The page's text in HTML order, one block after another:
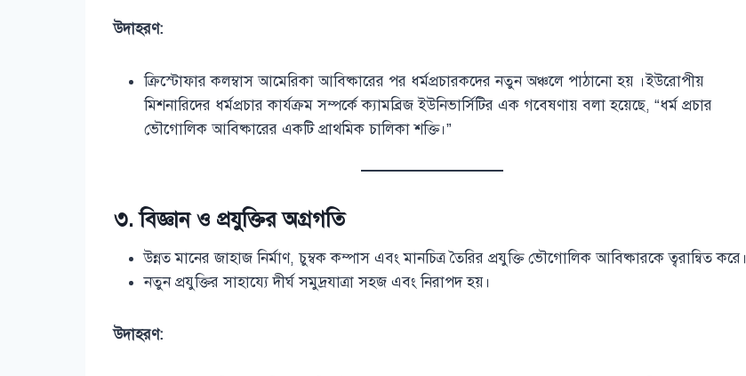
উদাহরণ:
ক্রিস্টোফার কলম্বাস আমেরিকা আবিষ্কারের পর ধর্মপ্রচারকদের নতুন অঞ্চলে পাঠানো হয় ।ইউরোপীয়
মিশনারিদের ধর্মপ্রচার কার্যক্রম সম্পর্কে ক্যামব্রিজ ইউনিভার্সিটির এক গবেষণায় বলা হয়েছে, “ধর্ম প্রচার
ভৌগোলিক আবিষ্কারের একটি প্রাথমিক চালিকা শক্তি।”
৩. বিজ্ঞান ও প্রযুক্তির অগ্রগতি
উন্নত মানের জাহাজ নির্মাণ, চুম্বক কম্পাস এবং মানচিত্র তৈরির প্রযুক্তি ভৌগোলিক আবিষ্কারকে ত্বরান্বিত করে।
নতুন প্রযুক্তির সাহায্যে দীর্ঘ সমুদ্রযাত্রা সহজ এবং নিরাপদ হয়।
উদাহরণ: